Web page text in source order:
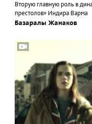
Вторую главную роль в
престолов» Индира Варма
Базаралы Жанаков